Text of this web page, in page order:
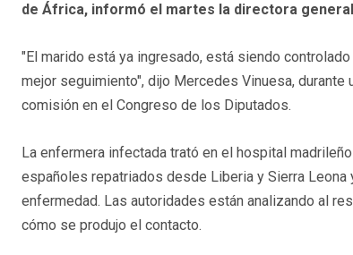
de África, informó el martes la directora general
"El marido está ya ingresado, está siendo controlado
mejor seguimiento", dijo Mercedes Vinuesa, durante
comisión en el Congreso de los Diputados.
La enfermera infectada trató en el hospital
españoles repatriados desde Liberia y Sierra Leona
enfermedad. Las autoridades están analizando al
cómo se produjo el contacto.